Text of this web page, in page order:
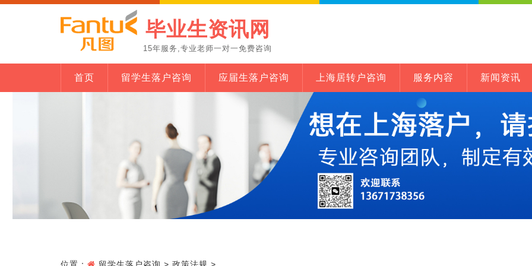
毕业生资讯网
15年服务,专业老师一对一免费咨询
首页 留学生落户咨询 应届生落户咨询 上海居转户咨询 服务内容 新闻资讯